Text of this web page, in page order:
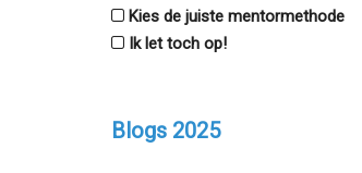
Kies de juiste mentormethode
Ik let toch op!
Blogs 2025